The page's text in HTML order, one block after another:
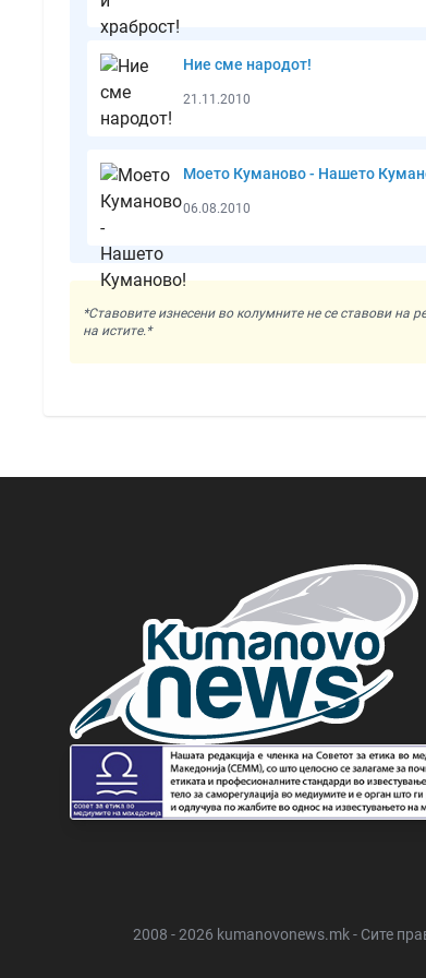
Ние сме народот!
21.11.2010
Моето Куманово - Нашето
06.08.2010
*Ставовите изнесени во колумните не се ставови на
на истите.*
2008 - 2026 kumanovonews.mk - Сите